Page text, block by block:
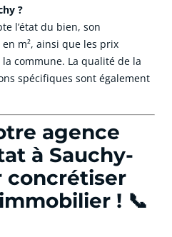
?
l’état du bien, son
m², ainsi que les prix
commune. La qualité de la
spécifiques sont également
agence
à Sauchy-
concrétiser
! 📞